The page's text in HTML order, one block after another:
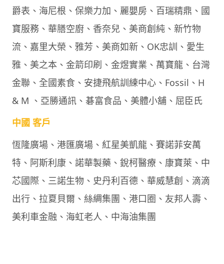
爵表、海尼根、保樂力加、麗嬰房、百瑞精鼎、國
寶服務、華膳空廚、香奈兒、美商創純、新竹物
流、嘉里大榮、雅芳、美商如新、OK忠訓、愛生
雅、美之本、金箭印刷、金煜實業、萬寶龍、台灣
金聯、全國素食、安捷飛航訓練中心、Fossil、H
& M 、亞勝通訊、碁富食品、美體小舖、屈臣氏
中國 客戶
恆隆廣場、港匯廣場、紅星美凱龍、賽諾菲安萬
特、阿斯利康、諾華製藥、銳柯醫療、康寶萊、中
芯國際、三諾生物、史丹利百德、華威慧創、滴滴
出行、拉夏貝爾、絲綢集團、港口圈、友邦人壽、
美利車金融、海虹老人、中海油集團